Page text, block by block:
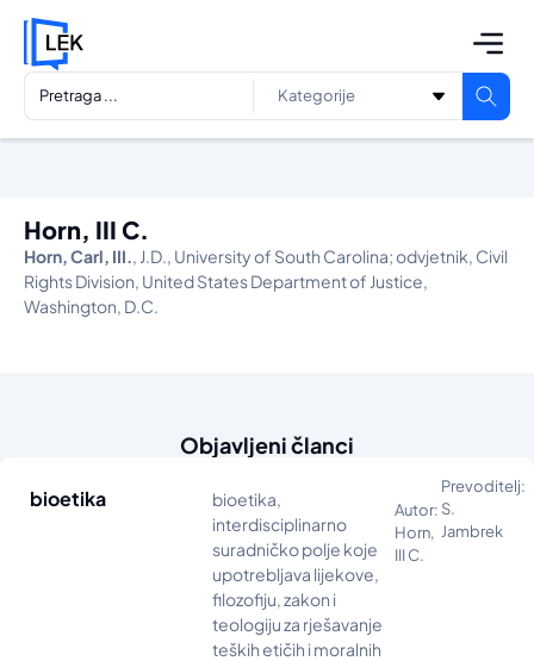
Horn, III C.
Horn, Carl, III., J.D., University of South Carolina; odvjetnik, Civil
Rights Division, United States Department of Justice,
Washington, D.C.
Objavljeni članci
bioetika
bioetika,
interdisciplinarno
suradničko polje koje
upotrebljava lijekove,
filozofiju, zakon i
teologiju za rješavanje
teških etičih i moralnih
Autor:
Horn,
III C.
Prevoditelj:
S.
Jambrek